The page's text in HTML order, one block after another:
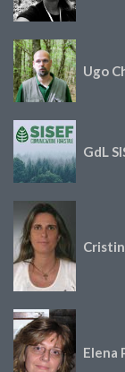
Ugo
GdL
Elena